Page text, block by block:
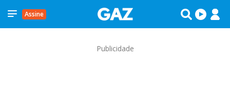
Assine
Publicidade